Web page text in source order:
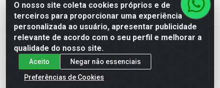
O nosso site coleta cookies próprios e de
terceiros para proporcionar uma experiência
personalizada ao usuário, apresentar publicidade
relevante de acordo com o seu perfil e melhorar a
qualidade do nosso site.
Aceito
Negar não essenciais
Preferências de Cookies
Distac Distribuidora - Av. Durval de Góes Monteiro, 7049
- Jardim Petrópolis - Maceió/AL - CEP 57061-000 - CNPJ
08.072.649/0001-20